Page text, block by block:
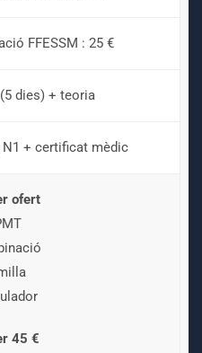
FFESSM : 25 €
dies) + teoria
+ certificat mèdic
ofert
45 €